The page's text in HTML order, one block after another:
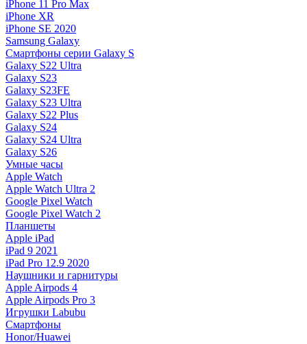
iPhone 11 Pro Max
iPhone XR
iPhone SE 2020
Samsung Galaxy
Смартфоны серии Galaxy S
Galaxy S22 Ultra
Galaxy S23
Galaxy S23FE
Galaxy S23 Ultra
Galaxy S22 Plus
Galaxy S24
Galaxy S24 Ultra
Galaxy S26
Умные часы
Apple Watch
Apple Watch Ultra 2
Google Pixel Watch
Google Pixel Watch 2
Планшеты
Apple iPad
iPad 9 2021
iPad Pro 12.9 2020
Наушники и гарнитуры
Apple Airpods 4
Apple Airpods Pro 3
Игрушки Labubu
Смартфоны
Honor/Huawei